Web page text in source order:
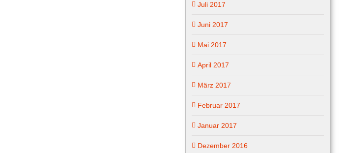
Juli 2017
Juni 2017
Mai 2017
April 2017
März 2017
Februar 2017
Januar 2017
Dezember 2016